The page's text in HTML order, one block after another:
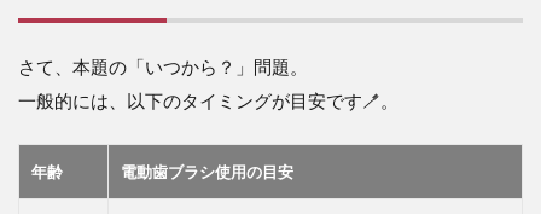
さて、本題の「いつから？」問題。
一般的には、以下のタイミングが目安です🪥。
年齢 電動歯ブラシ使用の目安